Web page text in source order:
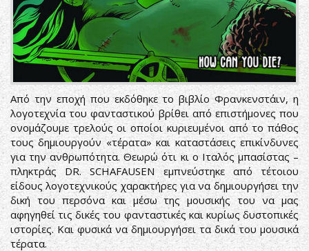
Από την εποχή που εκδόθηκε το βιβλίο Φρανκενστάιν, η
λογοτεχνία του φανταστικού βρίθει από επιστήμονες που
ονομάζουμε τρελούς οι οποίοι κυριευμένοι από το πάθος
τους δημιουργούν «τέρατα» και καταστάσεις επικίνδυνες
για την ανθρωπότητα. Θεωρώ ότι κι ο Ιταλός μπασίστας –
πληκτράς DR. SCHAFAUSEN εμπνεύστηκε από τέτοιου
είδους λογοτεχνικούς χαρακτήρες για να δημιουργήσει την
δική του περσόνα και μέσω της μουσικής του να μας
αφηγηθεί τις δικές του φανταστικές και κυρίως δυστοπικές
ιστορίες. Και φυσικά να δημιουργήσει τα δικά του μουσικά
τέρατα.